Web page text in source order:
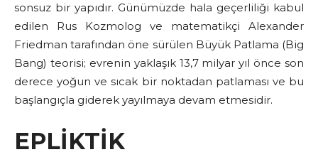
sonsuz bir yapıdır. Günümüzde hala geçerliliği kabul
edilen Rus Kozmolog ve matematikçi Alexander
Friedman tarafından öne sürülen Büyük Patlama (Big
Bang) teorisi; evrenin yaklaşık 13,7 milyar yıl önce son
derece yoğun ve sıcak bir noktadan patlaması ve bu
başlangıçla giderek yayılmaya devam etmesidir.
EPLİKTİK